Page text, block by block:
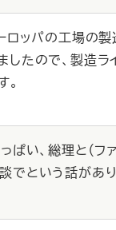
ロッパの工場の
したので、製造ラ
。
ぱい、総理と（フ
でという話があ